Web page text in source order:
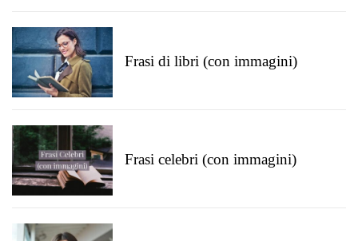
Frasi di libri (con immagini)
Frasi celebri (con immagini)